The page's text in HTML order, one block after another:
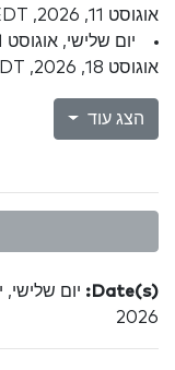
אוגוסט 11, 2026, EDT
אוגוסט 18, 2026, EDT
הצג עוד
Date(s):
2026